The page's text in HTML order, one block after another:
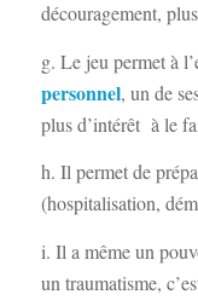
découragement,
g. Le jeu permet à
personnel, un de
plus d’intérêt à le
h. Il permet de
(hospitalisation,
i. Il a même un
un traumatisme,